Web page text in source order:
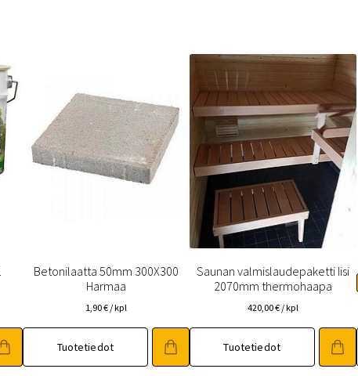
Betonilaatta 50mm 300X300
Harmaa
1,90€ / kpl
Tuotetiedot
Saunan valmislaudepaketti Iisi
2070mm thermohaapa
420,00€ / kpl
Tuotetiedot